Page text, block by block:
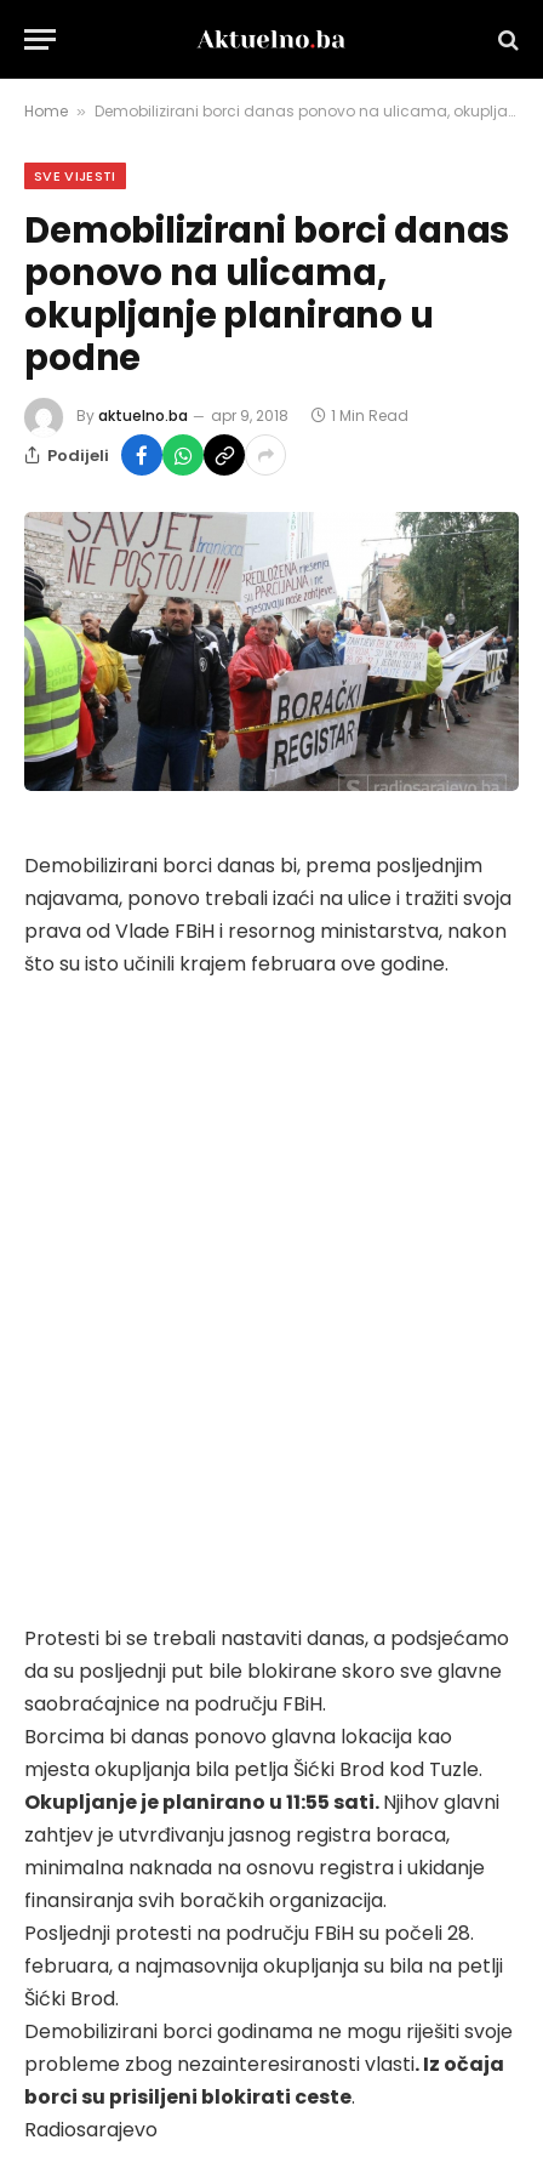
Home » Demobilizirani borci danas ponovo na ulicama, okupljanje planirano u podne
SVE VIJESTI
Demobilizirani borci danas
ponovo na ulicama,
okupljanje planirano u
podne
Byaktuelno.ba apr 9, 2018 1 Min Read
Podijeli
Demobilizirani borci danas bi, prema posljednjim
najavama, ponovo trebali izaći na ulice i tražiti svoja
prava od Vlade FBiH i resornog ministarstva, nakon
što su isto učinili krajem februara ove godine.
Protesti bi se trebali nastaviti danas, a podsjećamo
da su posljednji put bile blokirane skoro sve glavne
saobraćajnice na području FBiH.
Borcima bi danas ponovo glavna lokacija kao
mjesta okupljanja bila petlja Šićki Brod kod Tuzle.
Okupljanje je planirano u 11:55 sati.Njihov glavni
zahtjev je utvrđivanju jasnog registra boraca,
minimalna naknada na osnovu registra i ukidanje
finansiranja svih boračkih organizacija.
Posljednji protesti na području FBiH su počeli 28.
februara, a najmasovnija okupljanja su bila na petlji
Šićki Brod.
Demobilizirani borci godinama ne mogu riješiti svoje
probleme zbog nezainteresiranosti vlasti. Iz očaja
borci su prisiljeni blokirati ceste.
Radiosarajevo